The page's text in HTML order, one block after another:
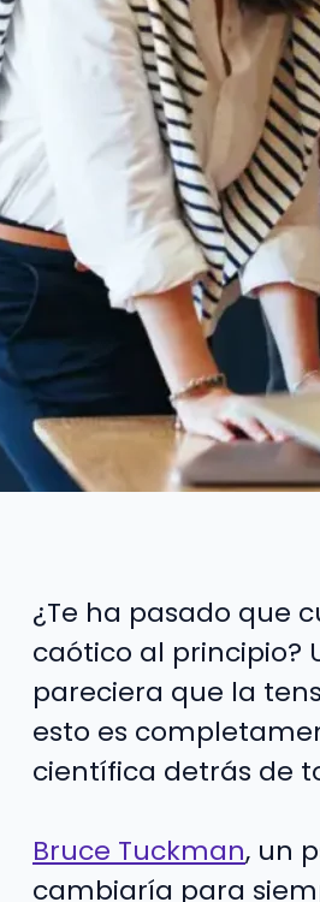
¿Te ha pasado que
caótico al principio?
pareciera que la
esto es
científica detrás de
Bruce Tuckman, un
cambiaría para